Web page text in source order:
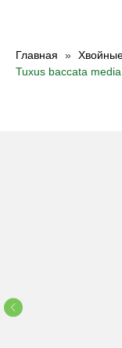
Главная
Tuxus baccata